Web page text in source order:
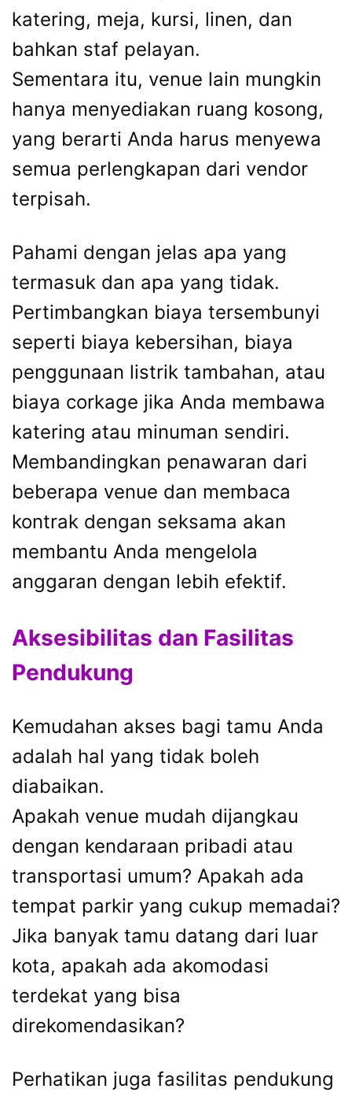
katering, meja, kursi, linen, dan
bahkan staf pelayan.
Sementara itu, venue lain mungkin
hanya menyediakan ruang kosong,
yang berarti Anda harus menyewa
semua perlengkapan dari vendor
terpisah.
Pahami dengan jelas apa yang
termasuk dan apa yang tidak.
Pertimbangkan biaya tersembunyi
seperti biaya kebersihan, biaya
penggunaan listrik tambahan, atau
biaya corkage jika Anda membawa
katering atau minuman sendiri.
Membandingkan penawaran dari
beberapa venue dan membaca
kontrak dengan seksama akan
membantu Anda mengelola
anggaran dengan lebih efektif.
Aksesibilitas dan Fasilitas
Pendukung
Kemudahan akses bagi tamu Anda
adalah hal yang tidak boleh
diabaikan.
Apakah venue mudah dijangkau
dengan kendaraan pribadi atau
transportasi umum? Apakah ada
tempat parkir yang cukup memadai?
Jika banyak tamu datang dari luar
kota, apakah ada akomodasi
terdekat yang bisa
direkomendasikan?
Perhatikan juga fasilitas pendukung